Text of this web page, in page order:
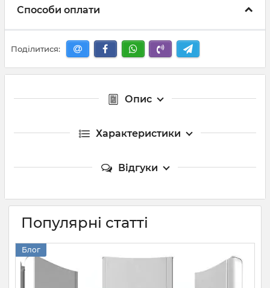
Способи оплати
Поділитися:
Опис
Характеристики
Відгуки
Популярні статті
Блог